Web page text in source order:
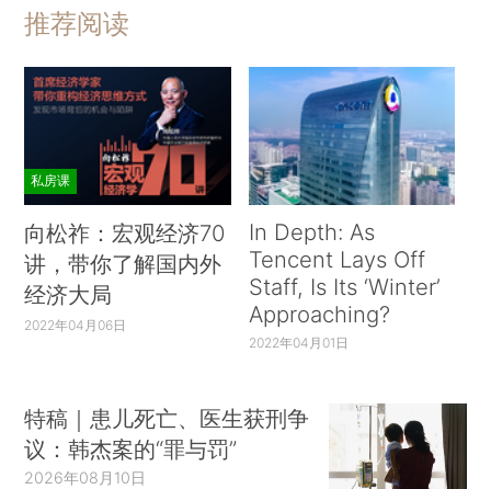
推荐阅读
私房课
向松祚：宏观经济70
讲，带你了解国内外
经济大局
2022年04月06日
In Depth: As
Tencent Lays Off
Staff, Is Its ‘Winter’
Approaching?
2022年04月01日
特稿｜患儿死亡、医生获刑争
议：韩杰案的“罪与罚”
2026年08月10日